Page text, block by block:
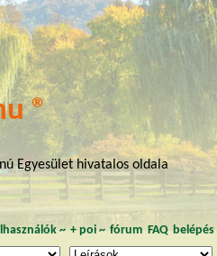
®
Egyesület hivatalos oldala
~ + poi~ fórum FAQ belépés